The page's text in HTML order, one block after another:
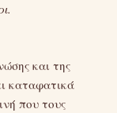
και της
καταφατικά
που τους